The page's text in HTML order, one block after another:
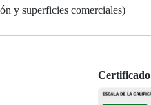
y superficies comerciales)